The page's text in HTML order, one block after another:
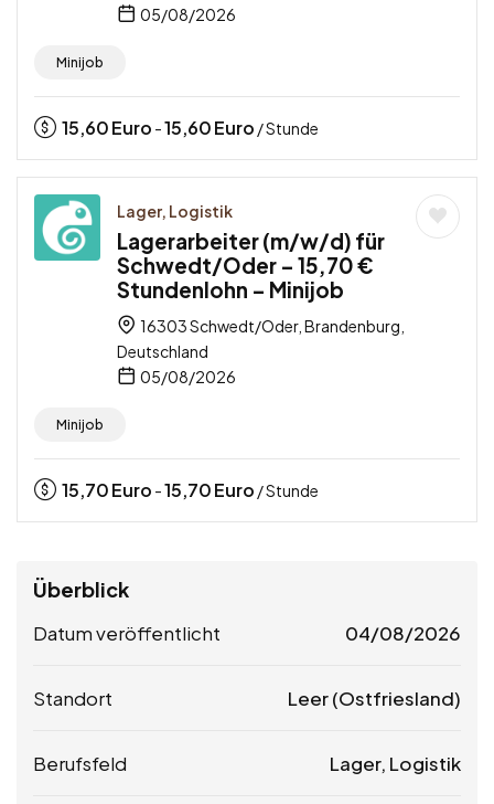
05/08/2026
Minijob
15,60Euro -15,60Euro / Stunde
Lager, Logistik
Lagerarbeiter (m/w/d) für
Schwedt/Oder – 15,70 €
Stundenlohn – Minijob
16303 Schwedt/Oder, Brandenburg,
Deutschland
05/08/2026
Minijob
15,70Euro -15,70Euro / Stunde
Überblick
Datum veröffentlicht 04/08/2026
Standort Leer (Ostfriesland)
Berufsfeld Lager, Logistik